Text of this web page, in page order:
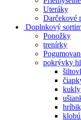
Uteráky
Darčekové
Doplnkový
Ponožky
trenírky
pokrývky
kukly